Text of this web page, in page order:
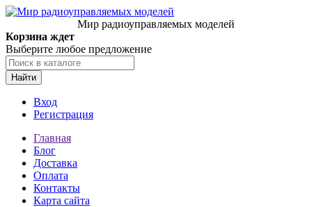
Мир радиоуправляемых моделей
Корзина ждет
Выберите любое предложение
Найти
Вход
Регистрация
Главная
Блог
Доставка
Оплата
Контакты
Карта сайта